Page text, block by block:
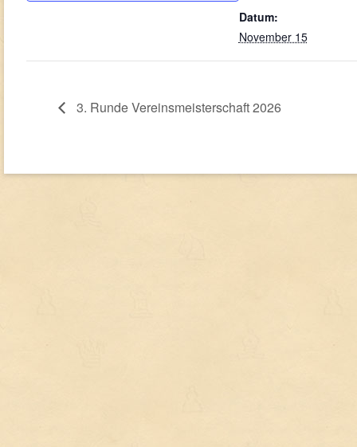
Datum:
November 15
3. Runde Vereinsmeisterschaft 2026